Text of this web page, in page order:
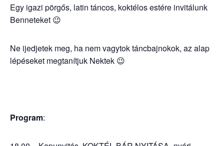
Egy igazi pörgős, latin táncos, koktélos estére invitálunk
Benneteket 😉
Ne ijedjetek meg, ha nem vagytok táncbajnokok, az alap
lépéseket megtanítjuk Nektek 😉
Program: